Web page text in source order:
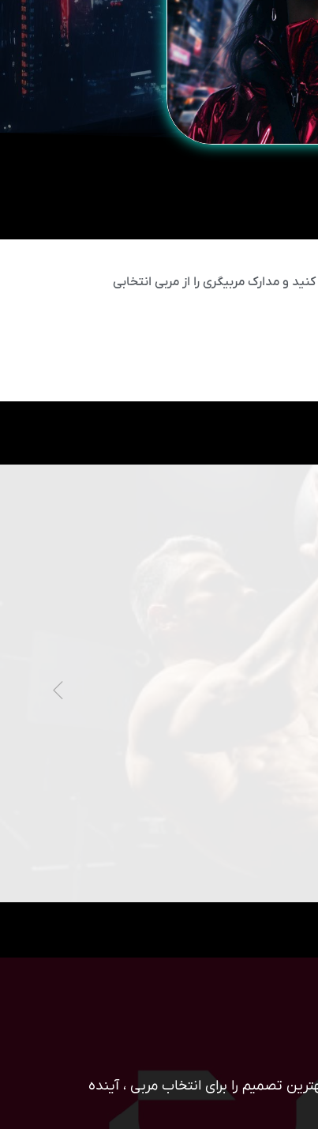
و مدارک مربیگری را از مربی انتخابی
تصمیم را برای انتخاب مربی ، آینده